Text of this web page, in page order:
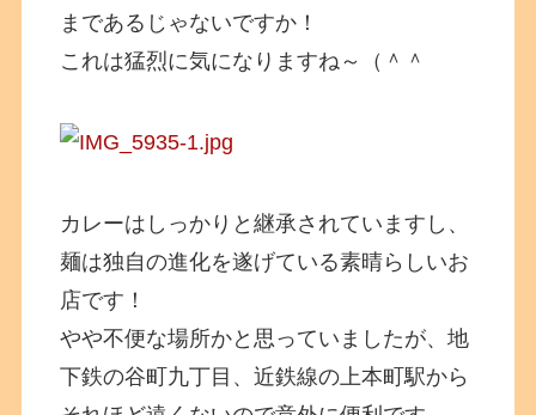
まであるじゃないですか！
これは猛烈に気になりますね～（＾＾
カレーはしっかりと継承されていますし、
麺は独自の進化を遂げている素晴らしいお
店です！
やや不便な場所かと思っていましたが、地
下鉄の谷町九丁目、近鉄線の上本町駅から